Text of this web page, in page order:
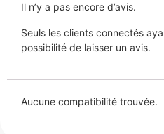
Il n’y a pas encore d’avis.
Seuls les clients connectés
possibilité de laisser un avis.
Aucune compatibilité trouvée.